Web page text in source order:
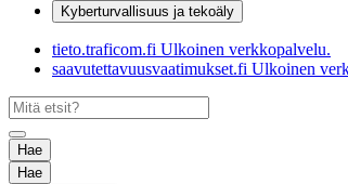
Kyberturvallisuus ja tekoäly
tieto.traficom.fi Ulkoinen verkkopalvelu.
saavutettavuusvaatimukset.fi Ulkoinen
Hae
Hae